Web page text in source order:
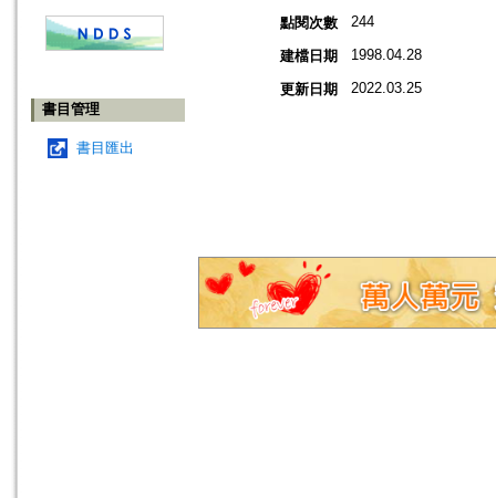
書目管理
書目匯出
點閱次數
244
建檔日期 1998.04.28
更新日期 2022.03.25